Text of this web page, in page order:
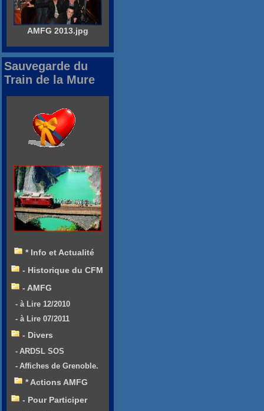
AMFG 2013.jpg
Sauvegarde du
Train de la Mure
* Info et Actualité
- Historique du CFM
- AMFG
- à Lire 12/2010
- à Lire 07/2011
- Divers
- ARDSL SOS
- Affiches de Grenoble.
* Actions AMFG
- Pour Participer